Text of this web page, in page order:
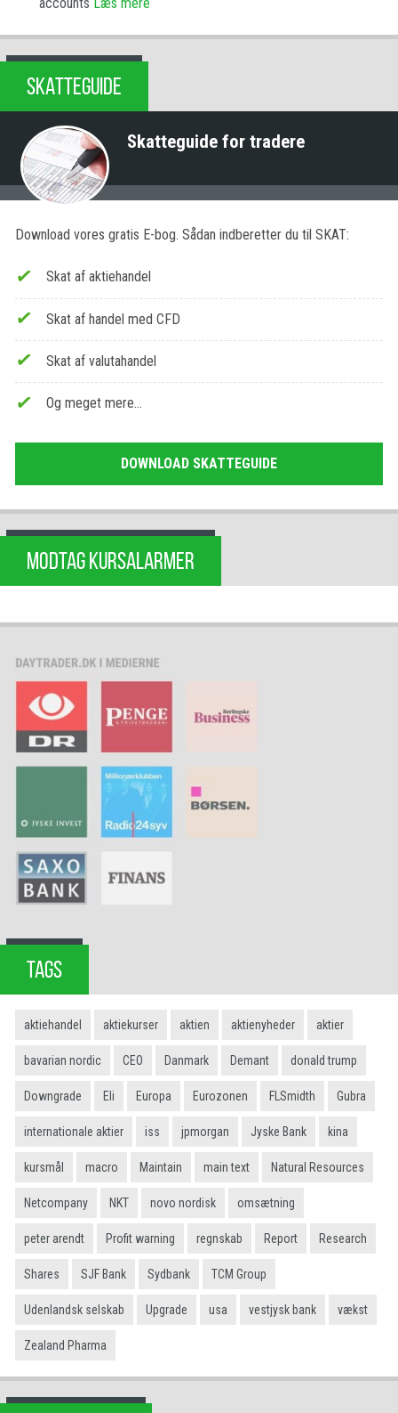
SKATTEGUIDE
Skatteguide for tradere
Download vores gratis E-bog. Sådan indberetter du til SKAT:
Skat af aktiehandel
Skat af handel med CFD
Skat af valutahandel
Og meget mere…
DOWNLOAD SKATTEGUIDE
MODTAG KURSALARMER
TAGS
aktiehandel aktiekurser aktien aktienyheder aktier
bavarian nordic CEO Danmark Demant donald trump
Downgrade Eli Europa Eurozonen FLSmidth Gubra
internationale aktier iss jpmorgan Jyske Bank kina
kursmål macro Maintain main text Natural Resources
Netcompany NKT novo nordisk omsætning
peter arendt Profit warning regnskab Report Research
Shares SJF Bank Sydbank TCM Group
Udenlandsk selskab Upgrade usa vestjysk bank vækst
Zealand Pharma